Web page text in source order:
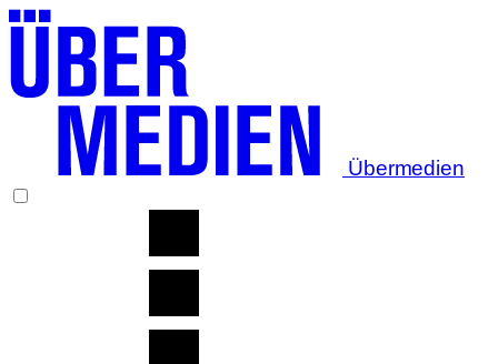
Übermedien